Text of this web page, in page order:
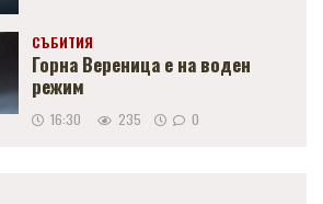
СЪБИТИЯ
Горна Вереница е на воден
режим
16:30 235 0